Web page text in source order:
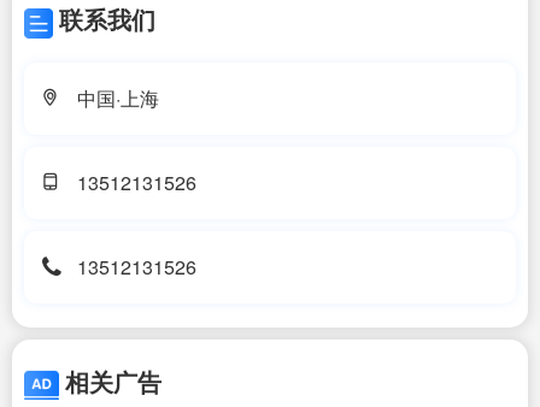
联系我们
中国·上海
13512131526
13512131526
相关广告